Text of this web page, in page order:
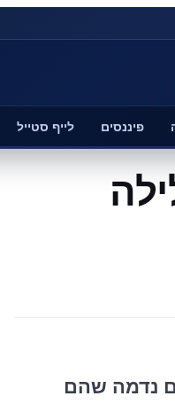
פיננסים לייף סטייל
נדמה שהם